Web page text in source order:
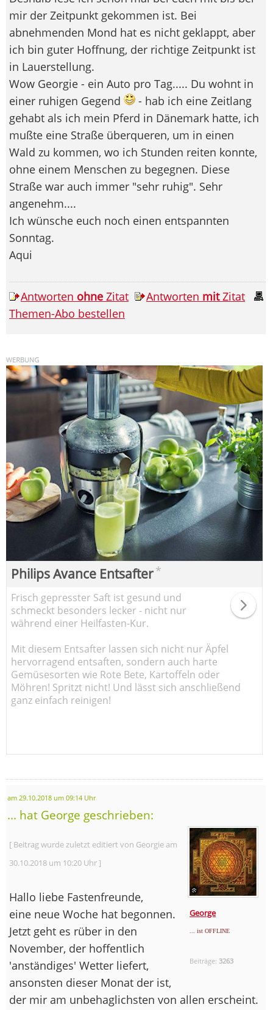
mir der Zeitpunkt gekommen ist. Bei
abnehmenden Mond hat es nicht geklappt, aber
ich bin guter Hoffnung, der richtige Zeitpunkt ist
in Lauerstellung.
Wow Georgie - ein Auto pro Tag..... Du wohnt in
einer ruhigen Gegend
- hab ich eine Zeitlang
gehabt als ich mein Pferd in Dänemark hatte, ich
mußte eine Straße überqueren, um in einen
Wald zu kommen, wo ich Stunden reiten konnte,
ohne einem Menschen zu begegnen. Diese
Straße war auch immer "sehr ruhig". Sehr
angenehm....
Ich wünsche euch noch einen entspannten
Sonntag.
Aqui
Antworten ohne Zitat Antworten mitZitat
Themen-Abo bestellen
Philips Avance Entsafter*
Frisch gepresster Saft ist gesund und
schmeckt besonders lecker - nicht nur
während einer Heilfasten-Kur.
Mit diesem Entsafter lassen sich nicht nur Äpfel
hervorragend entsaften, sondern auch harte
Gemüsesorten wie Rote Bete, Kartoffeln oder
Möhren! Spritzt nicht! Und lässt sich anschließend
ganz einfach reinigen!
am 29.10.2018 um 09:14 Uhr
... hat George geschrieben:
George
... ist OFFLINE
Beiträge:3263
[ Beitrag wurde zuletzt editiert von Georgie am
30.10.2018 um 10:20 Uhr ]
Hallo liebe Fastenfreunde,
eine neue Woche hat begonnen.
Jetzt geht es rüber in den
November, der hoffentlich
'anständiges' Wetter liefert,
ansonsten dieser Monat der ist,
der mir am unbehaglichsten von allen erscheint.